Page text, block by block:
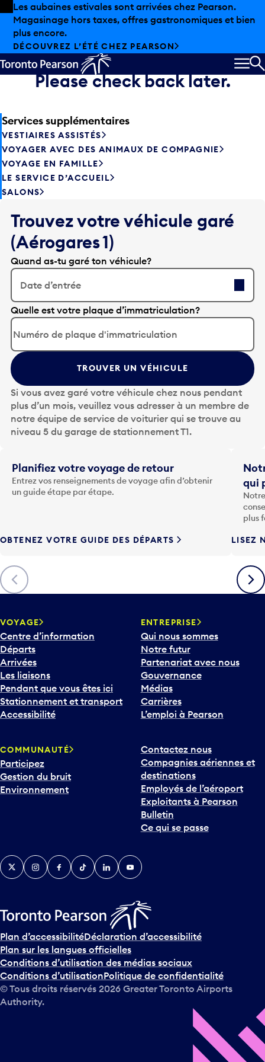
Skip to offers
Passer au contenu principal
Les aubaines estivales sont arrivées chez Pearson.
Magasinage hors taxes, offres gastronomiques et bien
plus encore.
DÉCOUVREZ L’ÉTÉ CHEZ PEARSON
Sorry, flight information is
temporarily unavailable.
Please check back later.
Services supplémentaires
VESTIAIRES ASSISTÉS
VOYAGER AVEC DES ANIMAUX DE COMPAGNIE
VOYAGE EN FAMILLE
LE SERVICE D’ACCUEIL
SALONS
Trouvez votre véhicule garé
(Aérogares 1)
Quand as-tu garé ton véhicule?
Date d’entrée
A
p
p
u
y
e
s
u
r
l
t
o
u
F
è
c
h
v
e
r
s
l
e
b
a
o
u
r
i
v
e
n
s
u
r
l
e
c
a
Quelle est votre plaque d’immatriculation?
TROUVER UN VÉHICULE
Si vous avez garé votre véhicule chez nous pendant
plus d’un mois, veuillez vous adresser à un membre de
notre équipe de service de voiturier qui se trouve au
niveau 5 du garage de stationnement T1.
Précédent
Planifiez votre voyage de retour
Entrez vos renseignements de voyage afin d’obtenir
un guide étape par étape.
OBTENEZ VOTRE GUIDE DES DÉPARTS
qui
plus
LISEZ
VOYAGE
Centre d’information
Départs
Arrivées
Les liaisons
Pendant que vous êtes ici
Stationnement et transport
Accessibilité
ENTREPRISE
Qui nous sommes
Notre futur
Partenariat avec nous
Gouvernance
Médias
Carrières
L’emploi à Pearson
COMMUNAUTÉ
Participez
Gestion du bruit
Environnement
Contactez nous
Compagnies aériennes et
destinations
Employés de l’aéroport
Exploitants à Pearson
Bulletin
Ce qui se passe
TwitterInstagramFacebook
TikTokLinkedInYouTube
Plan d’accessibilitéDéclaration d’accessibilité
Plan sur les langues officielles
Conditions d’utilisation des médias sociaux
Conditions d’utilisationPolitique de confidentialité
© Tous droits réservés 2026 Greater Toronto Airports
Authority.